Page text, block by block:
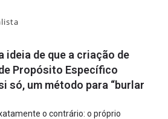
ideia de que a criação de
Propósito Específico
só, um método para “burlar
o contrário: o próprio